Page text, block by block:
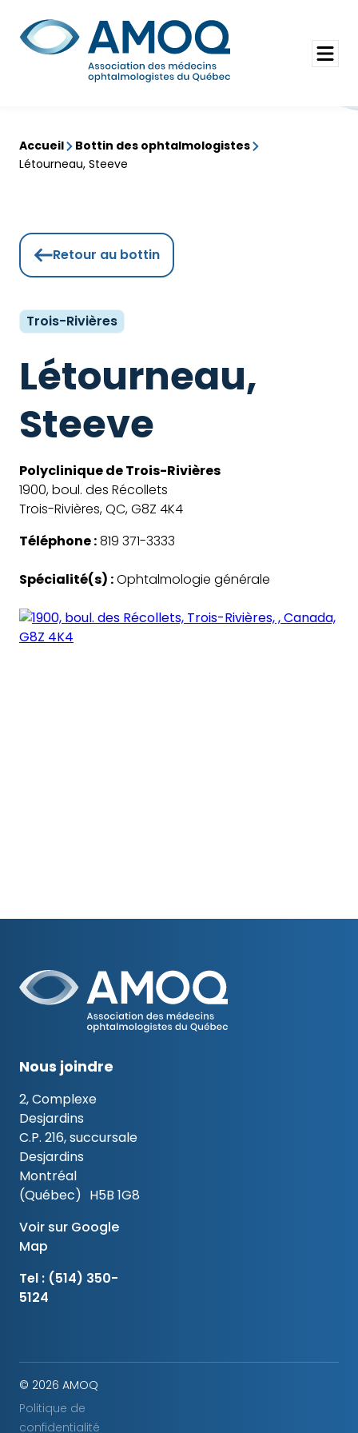
contenu
Rechercher
Ouvrir
le
Accueil
Bottin des ophtalmologistes
Létourneau, Steeve
Retour au bottin
Trois-Rivières
Létourneau,
Steeve
Polyclinique de Trois-Rivières
1900, boul. des Récollets
Trois-Rivières, QC, G8Z 4K4
Téléphone :819 371-3333
Spécialité(s) :Ophtalmologie générale
Nous joindre
2, Complexe
Desjardins
C.P. 216, succursale
Desjardins
Montréal
(Québec) H5B 1G8
Voir sur Google
Map
Tel : (514) 350-
5124
© 2026 AMOQ
Politique de
confidentialité